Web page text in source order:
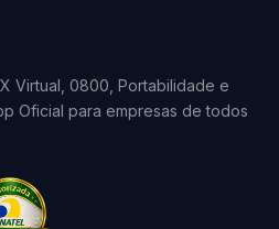
Virtual, 0800, Portabilidade e
Oficial para empresas de todos